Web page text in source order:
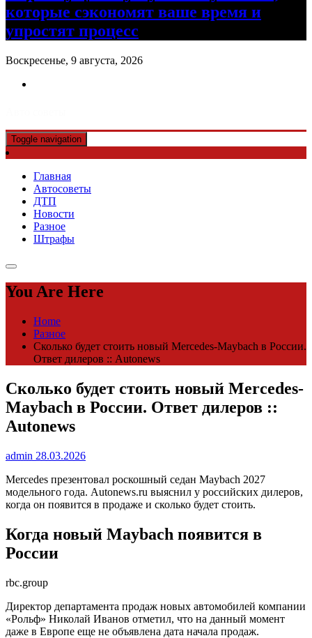
которые сэкономят ваше время и
упростят процесс
Воскресенье, 9 августа, 2026
Toggle navigation
Главная
Автосоветы
ДТП
Новости
Разное
Штрафы
You Are Here
Home
Разное
Сколько будет стоить новый Mercedes-Maybach в России.
Ответ дилеров :: Autonews
Сколько будет стоить новый Mercedes-
Maybach в России. Ответ дилеров ::
Autonews
admin 28.03.2026
Mercedes презентовал роскошный седан Maybach 2027
модельного года. Autonews.ru выяснил у российских дилеров,
когда он появится в продаже и сколько будет стоить.
Когда новый Maybach появится в
России
rbc.group
Директор департамента продаж новых автомобилей компании
«Рольф» Николай Иванов отметил, что на данный момент
даже в Европе еще не объявлена дата начала продаж.